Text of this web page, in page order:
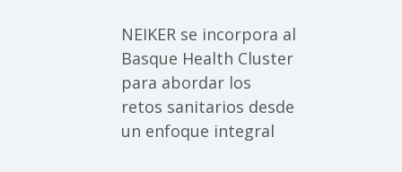
NEIKER se incorpora al
Basque Health Cluster
para abordar los
retos sanitarios desde
un enfoque integral